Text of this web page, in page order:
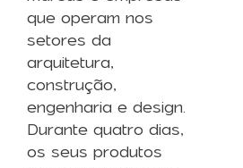
que operam nos
setores da
arquitetura,
construção,
engenharia e design.
Durante quatro dias,
os seus produtos